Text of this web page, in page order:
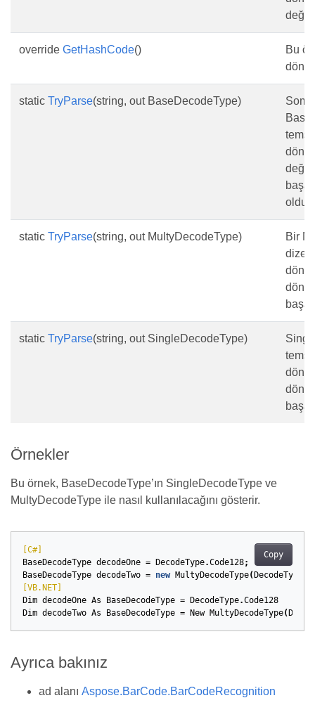
override GetHashCode()
Bu
static TryParse(string, out BaseDecodeType)
static TryParse(string, out MultyDecodeType)
Bir
dize
static TryParse(string, out SingleDecodeType)
Örnekler
Bu örnek, BaseDecodeType’ın SingleDecodeType ve
MultyDecodeType ile nasıl kullanılacağını gösterir.
Copy
[C#]
BaseDecodeType decodeOne = DecodeType.Code128;
BaseDecodeType decodeTwo = new MultyDecodeType( DecodeType
[VB.NET]
Dim decodeOne As BaseDecodeType = DecodeType.Code128
Dim decodeTwo As BaseDecodeType = New MultyDecodeType(
Ayrıca bakınız
ad alanı Aspose.BarCode.BarCodeRecognition